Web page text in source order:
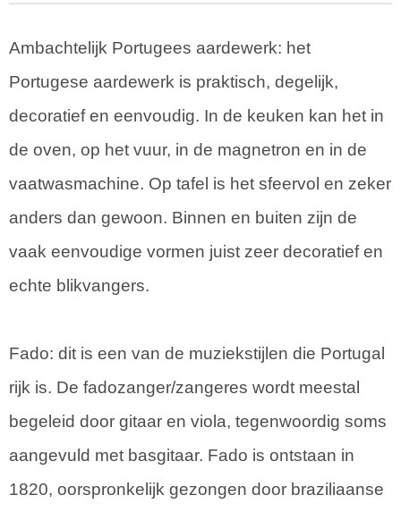
Ambachtelijk Portugees aardewerk: het
Portugese aardewerk is praktisch, degelijk,
decoratief en eenvoudig. In de keuken kan het in
de oven, op het vuur, in de magnetron en in de
vaatwasmachine. Op tafel is het sfeervol en zeker
anders dan gewoon. Binnen en buiten zijn de
vaak eenvoudige vormen juist zeer decoratief en
echte blikvangers.
Fado: dit is een van de muziekstijlen die Portugal
rijk is. De fadozanger/zangeres wordt meestal
begeleid door gitaar en viola, tegenwoordig soms
aangevuld met basgitaar. Fado is ontstaan in
1820, oorspronkelijk gezongen door braziliaanse